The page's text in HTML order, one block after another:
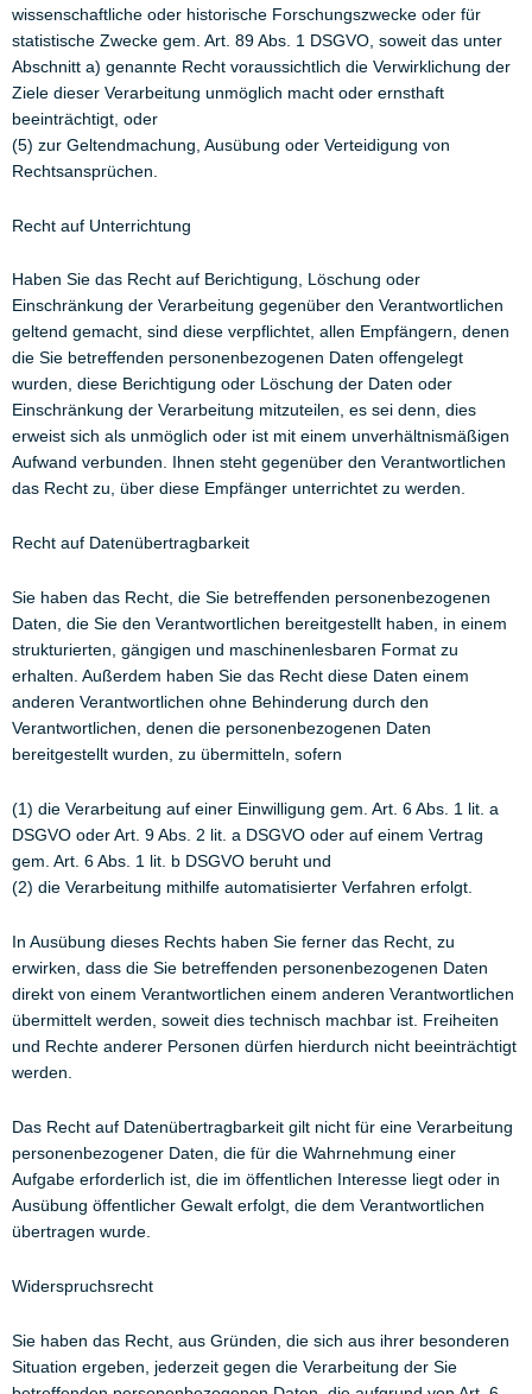
wissenschaftliche oder historische Forschungszwecke oder für
statistische Zwecke gem. Art. 89 Abs. 1 DSGVO, soweit das unter
Abschnitt a) genannte Recht voraussichtlich die Verwirklichung der
Ziele dieser Verarbeitung unmöglich macht oder ernsthaft
beeinträchtigt, oder
(5) zur Geltendmachung, Ausübung oder Verteidigung von
Rechtsansprüchen.
Recht auf Unterrichtung
Haben Sie das Recht auf Berichtigung, Löschung oder
Einschränkung der Verarbeitung gegenüber den Verantwortlichen
geltend gemacht, sind diese verpflichtet, allen Empfängern, denen
die Sie betreffenden personenbezogenen Daten offengelegt
wurden, diese Berichtigung oder Löschung der Daten oder
Einschränkung der Verarbeitung mitzuteilen, es sei denn, dies
erweist sich als unmöglich oder ist mit einem unverhältnismäßigen
Aufwand verbunden. Ihnen steht gegenüber den Verantwortlichen
das Recht zu, über diese Empfänger unterrichtet zu werden.
Recht auf Datenübertragbarkeit
Sie haben das Recht, die Sie betreffenden personenbezogenen
Daten, die Sie den Verantwortlichen bereitgestellt haben, in einem
strukturierten, gängigen und maschinenlesbaren Format zu
erhalten. Außerdem haben Sie das Recht diese Daten einem
anderen Verantwortlichen ohne Behinderung durch den
Verantwortlichen, denen die personenbezogenen Daten
bereitgestellt wurden, zu übermitteln, sofern
(1) die Verarbeitung auf einer Einwilligung gem. Art. 6 Abs. 1 lit. a
DSGVO oder Art. 9 Abs. 2 lit. a DSGVO oder auf einem Vertrag
gem. Art. 6 Abs. 1 lit. b DSGVO beruht und
(2) die Verarbeitung mithilfe automatisierter Verfahren erfolgt.
In Ausübung dieses Rechts haben Sie ferner das Recht, zu
erwirken, dass die Sie betreffenden personenbezogenen Daten
direkt von einem Verantwortlichen einem anderen Verantwortlichen
übermittelt werden, soweit dies technisch machbar ist. Freiheiten
und Rechte anderer Personen dürfen hierdurch nicht beeinträchtigt
werden.
Das Recht auf Datenübertragbarkeit gilt nicht für eine Verarbeitung
personenbezogener Daten, die für die Wahrnehmung einer
Aufgabe erforderlich ist, die im öffentlichen Interesse liegt oder in
Ausübung öffentlicher Gewalt erfolgt, die dem Verantwortlichen
übertragen wurde.
Widerspruchsrecht
Sie haben das Recht, aus Gründen, die sich aus ihrer besonderen
Situation ergeben, jederzeit gegen die Verarbeitung der Sie